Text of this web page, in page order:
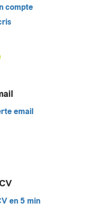
compte
email
en 5 min